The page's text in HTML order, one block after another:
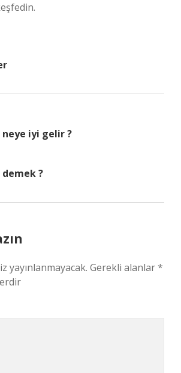
iyi gelir ?
?
yayınlanmayacak. Gerekli alanlar*